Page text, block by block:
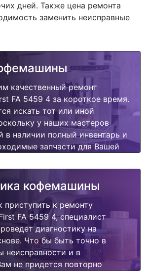
дней. Также цена ремонта
заменить неисправные
качественный ремонт
FA 5459 4 за короткое время.
искать тот или иной
у наших мастеров
в наличии полный инвентарь и
запчасти для Вашей
недорого.
кофемашины
приступить к ремонту
FA 5459 4, специалист
диагностику на
Что бы быть точно в
неисправности и в
не придется повторно